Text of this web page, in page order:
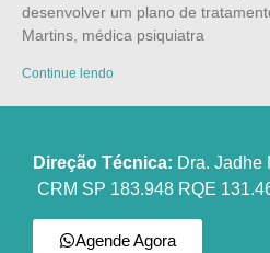
desenvolver um plano de
Martins, médica psiquiatra
Continue lendo
Direção Técnica: Dra. Jadhe
CRM SP 183.948 RQE
Agende Agora